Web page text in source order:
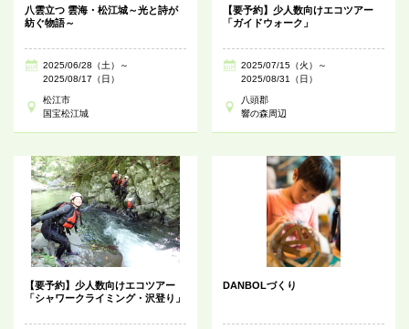
八雲立つ 雲海・松江城～光と詩が
紡ぐ物語～
2025/06/28（土）～
2025/08/17（日）
松江市
国宝松江城
【要予約】少人数向けエコツアー
「ガイドウォーク」
2025/07/15（火）～
2025/08/31（日）
八頭郡
響の森周辺
【要予約】少人数向けエコツアー
「シャワークライミング・沢登り」
DANBOLづくり